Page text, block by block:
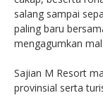
salang sampai
paling baru
mengagumkan
Sajian M Resort
provinsial serta